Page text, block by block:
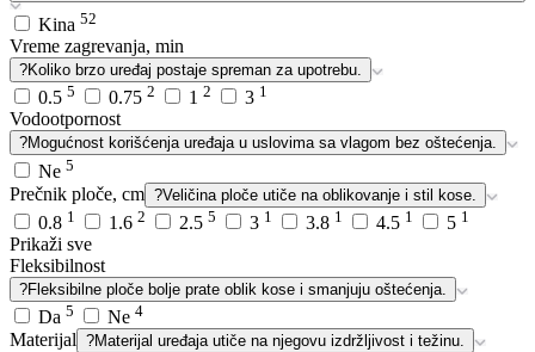
Kina 52
Vreme zagrevanja, min
?Koliko brzo uređaj postaje spreman za upotrebu.
0.5 5 0.75 2 1 2 3 1
Vodootpornost
?Mogućnost korišćenja uređaja u uslovima sa vlagom bez oštećenja.
Ne 5
Prečnik ploče, cm ?Veličina ploče utiče na oblikovanje i stil kose.
0.8 1 1.6 2 2.5 5 3 1 3.8 1 4.5 1 5 1
Prikaži sve
Fleksibilnost
?Fleksibilne ploče bolje prate oblik kose i smanjuju oštećenja.
Da 5 Ne 4
Materijal ?Materijal uređaja utiče na njegovu izdržljivost i težinu.